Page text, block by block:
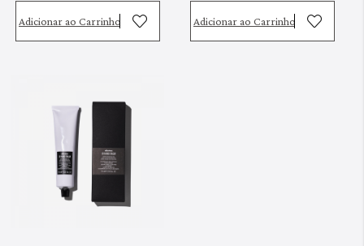
Adicionar ao Carrinho Adicionar ao Carrinho